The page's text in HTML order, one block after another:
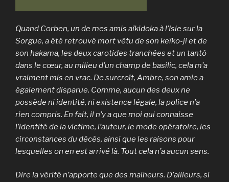
Quand Corben, un de mes amis aïkidoka à l’Isle sur la
Sorgue, a été retrouvé mort vêtu de son keïko-ji et de
son hakama, les deux carotides tranchées et un tantô
dans le cœur, au milieu d’un champ de basilic, cela m’a
vraiment mis en vrac. De surcroît, Ambre, son amie a
également disparue. Comme, aucun des deux ne
possède ni identité, ni existence légale, la police n’a
rien compris. En fait, il n’y a que moi qui connaisse
l’identité de la victime, l’auteur, le mode opératoire, les
circonstances du décès, ainsi que les raisons pour
lesquelles on en est arrivé là. Tout cela n’a aucun sens.
Dire la vérité n’apporte que des malheurs. D’ailleurs, si